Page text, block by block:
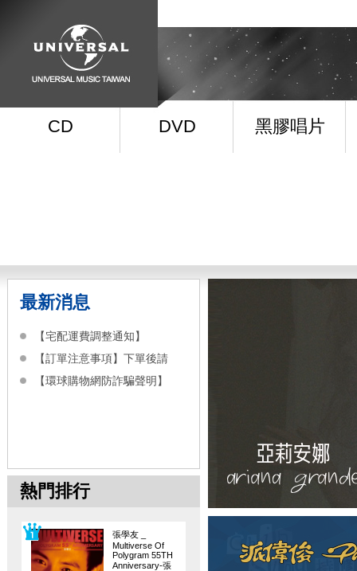
CD DVD 黑膠唱片
最新消息
【宅配運費調整通知】
【訂單注意事項】下單後請
【環球購物網防詐騙聲明】
熱門排行
張學友 _
Multiverse Of
Polygram 55TH
Anniversary-張